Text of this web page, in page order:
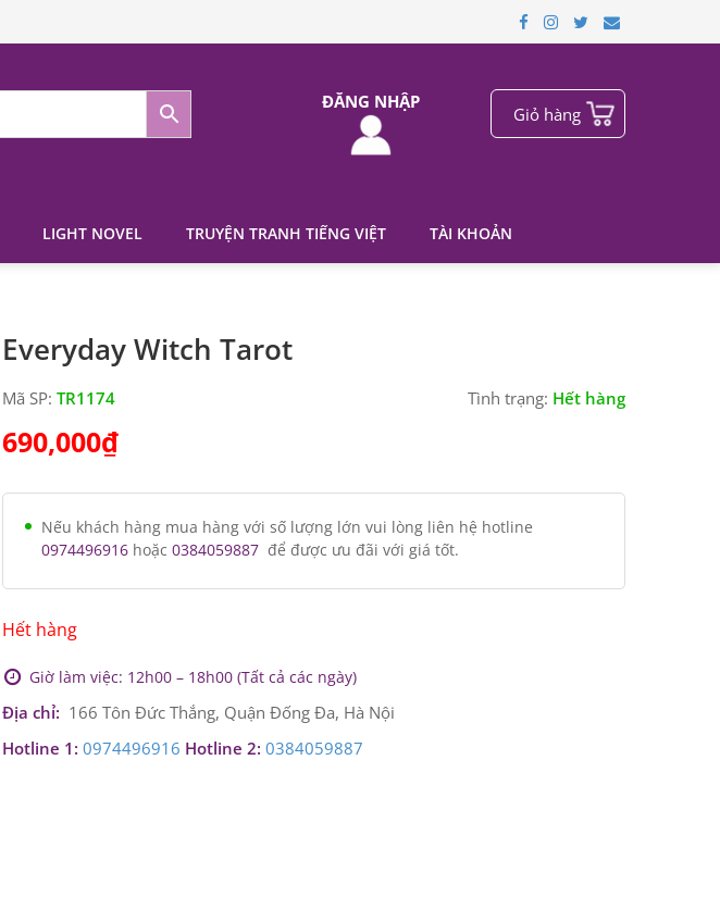
Giỏ hàng
ĐĂNG NHẬP
LIGHT NOVEL TRUYỆN TRANH TIẾNG VIỆT TÀI KHOẢN
Everyday Witch Tarot
Mã SP: TR1174 Tình trạng: Hết hàng
690,000₫
Nếu khách hàng mua hàng với số lượng lớn vui lòng liên hệ hotline
0974496916hoặc 0384059887để được ưu đãi với giá tốt.
Hết hàng
Giờ làm việc: 12h00 – 18h00 (Tất cả các ngày)
Địa chỉ: 166 Tôn Đức Thắng, Quận Đống Đa, Hà Nội
Hotline 1: 0974496916 Hotline 2: 0384059887